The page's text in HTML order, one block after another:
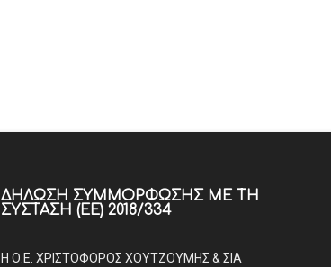
ΔΉΛΩΣΗ ΣΥΜΜΌΡΦΩΣΗΣ ΜΕ ΤΗ
ΣΎΣΤΑΣΗ (ΕΕ) 2018/334
Η Ο.Ε. ΧΡΙΣΤΟΦΟΡΟΣ ΧΟΥΤΖΟΥΜΗΣ & ΣΙΑ